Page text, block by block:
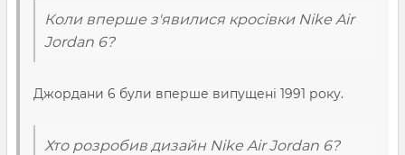
Коли вперше з'явилися кросівки Nike Air
Jordan 6?
Джордани 6 були вперше випущені 1991 року.
Хто розробив дизайн Nike Air Jordan 6?